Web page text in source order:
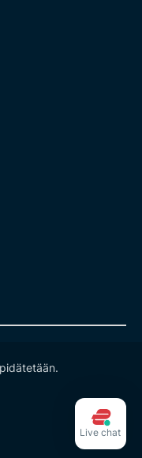
Live chat